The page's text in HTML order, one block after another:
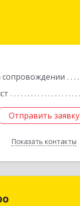
сопровождении
Отправить заявку
Показать контакты
Отправить заявку
Назад